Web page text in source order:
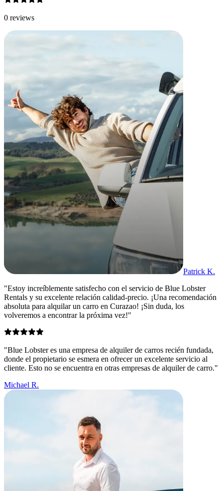
0 reviews
Patrick K.
"Estoy increíblemente satisfecho con el servicio de Blue Lobster
Rentals y su excelente relación calidad-precio. ¡Una recomendación
absoluta para alquilar un carro en Curazao! ¡Sin duda, los
volveremos a encontrar la próxima vez!"
"Blue Lobster es una empresa de alquiler de carros recién fundada,
donde el propietario se esmera en ofrecer un excelente servicio al
cliente. Esto no se encuentra en otras empresas de alquiler de carro."
Michael R.